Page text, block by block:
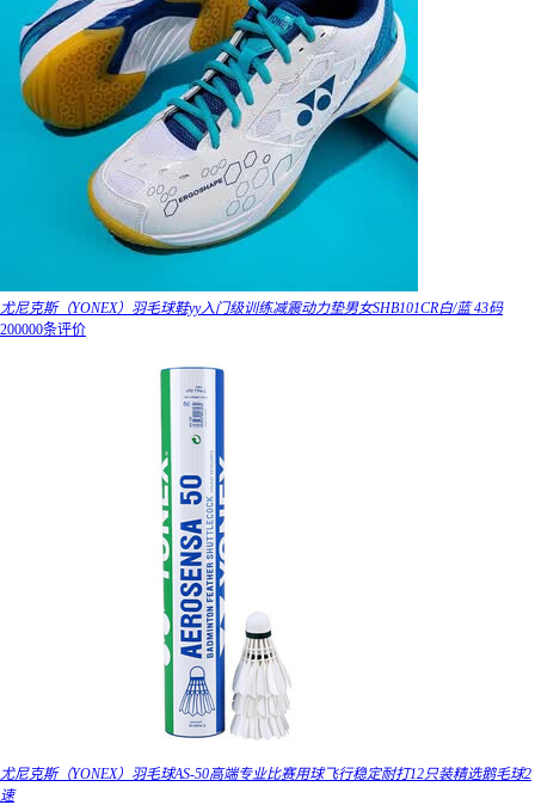
尤尼克斯（YONEX）羽毛球鞋yy入门级训练减震动力垫男女SHB101CR白/蓝 43码
200000条评价
尤尼克斯（YONEX）羽毛球AS-50高端专业比赛用球飞行稳定耐打12只装精选鹅毛球2
速